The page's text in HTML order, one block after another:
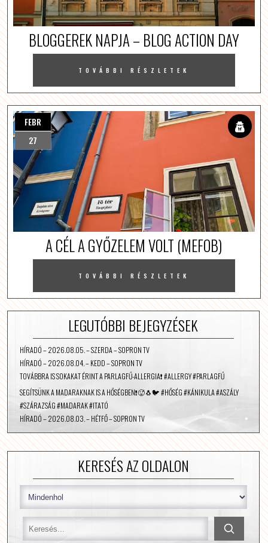
BLOGGEREK NAPJA – BLOG ACTION DAY
TOVÁBBI RÉSZLETEK
FEBR
27
A CÉL A GYŐZELEM VOLT (MEFOB)
TOVÁBBI RÉSZLETEK
LEGUTÓBBI BEJEGYZÉSEK
HÍRADÓ – 2026.08.05. – SZERDA – SOPRON TV
HÍRADÓ – 2026.08.04. – KEDD – SOPRON TV
TOVÁBBRA IS SOKAKAT ÉRINT A PARLAGFŰ-ALLERGIA❗️ #ALLERGY #PARLAGFŰ
SEGÍTSÜNK A MADARAKNAK IS A HŐSÉGBEN❗️🥵🐧🐦 #HŐSÉG #KÁNIKULA #ASZÁLY
#SZÁRAZSÁG #MADARAK #ITATÓ
HÍRADÓ – 2026.08.03. – HÉTFŐ – SOPRON TV
KERESÉS AZ OLDALON